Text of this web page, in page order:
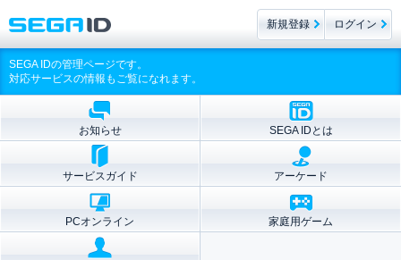
SEGA IDの管理ページです。
対応サービスの情報もご覧になれます。
お知らせ SEGA IDとは
サービスガイド アーケード
PCオンライン 家庭用ゲーム
新規登録 ログイン